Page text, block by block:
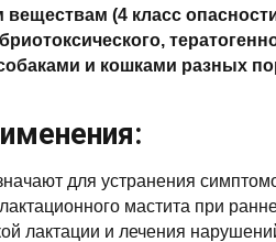
(4 класс
и кошками разных
для устранения
мастита при
лактации и лечения